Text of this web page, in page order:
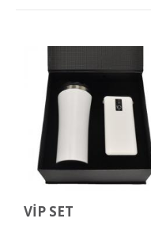
VİP SET